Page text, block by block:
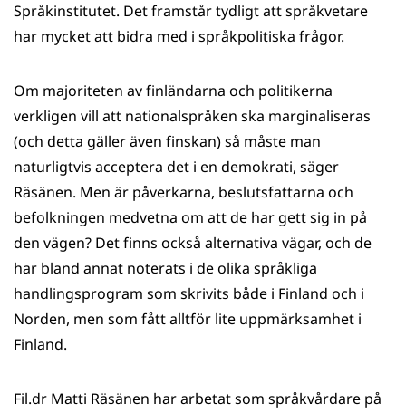
Språkinstitutet. Det framstår tydligt att språkvetare
har mycket att bidra med i språkpolitiska frågor.
Om majoriteten av finländarna och politikerna
verkligen vill att nationalspråken ska marginaliseras
(och detta gäller även finskan) så måste man
naturligtvis acceptera det i en demokrati, säger
Räsänen. Men är påverkarna, beslutsfattarna och
befolkningen medvetna om att de har gett sig in på
den vägen? Det finns också alternativa vägar, och de
har bland annat noterats i de olika språkliga
handlingsprogram som skrivits både i Finland och i
Norden, men som fått alltför lite uppmärksamhet i
Finland.
Fil.dr Matti Räsänen har arbetat som språkvårdare på